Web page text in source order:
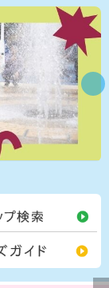
ダー